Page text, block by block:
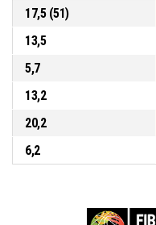
17,5 (51)
13,5
5,7
13,2
20,2
6,2